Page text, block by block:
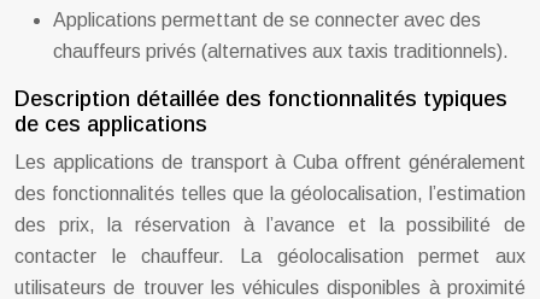
Applications permettant de se connecter avec des
chauffeurs privés (alternatives aux taxis traditionnels).
Description détaillée des fonctionnalités typiques
de ces applications
Les applications de transport à Cuba offrent généralement
des fonctionnalités telles que la géolocalisation, l’estimation
des prix, la réservation à l’avance et la possibilité de
contacter le chauffeur. La géolocalisation permet aux
utilisateurs de trouver les véhicules disponibles à proximité